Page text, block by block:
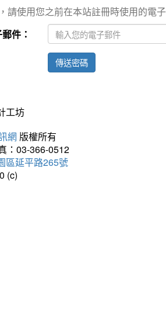
請使用您之前在本站註冊時使用的電
件：
傳送密碼
工坊
網 版權所有
：03-366-0512
區延平路265號
(c)